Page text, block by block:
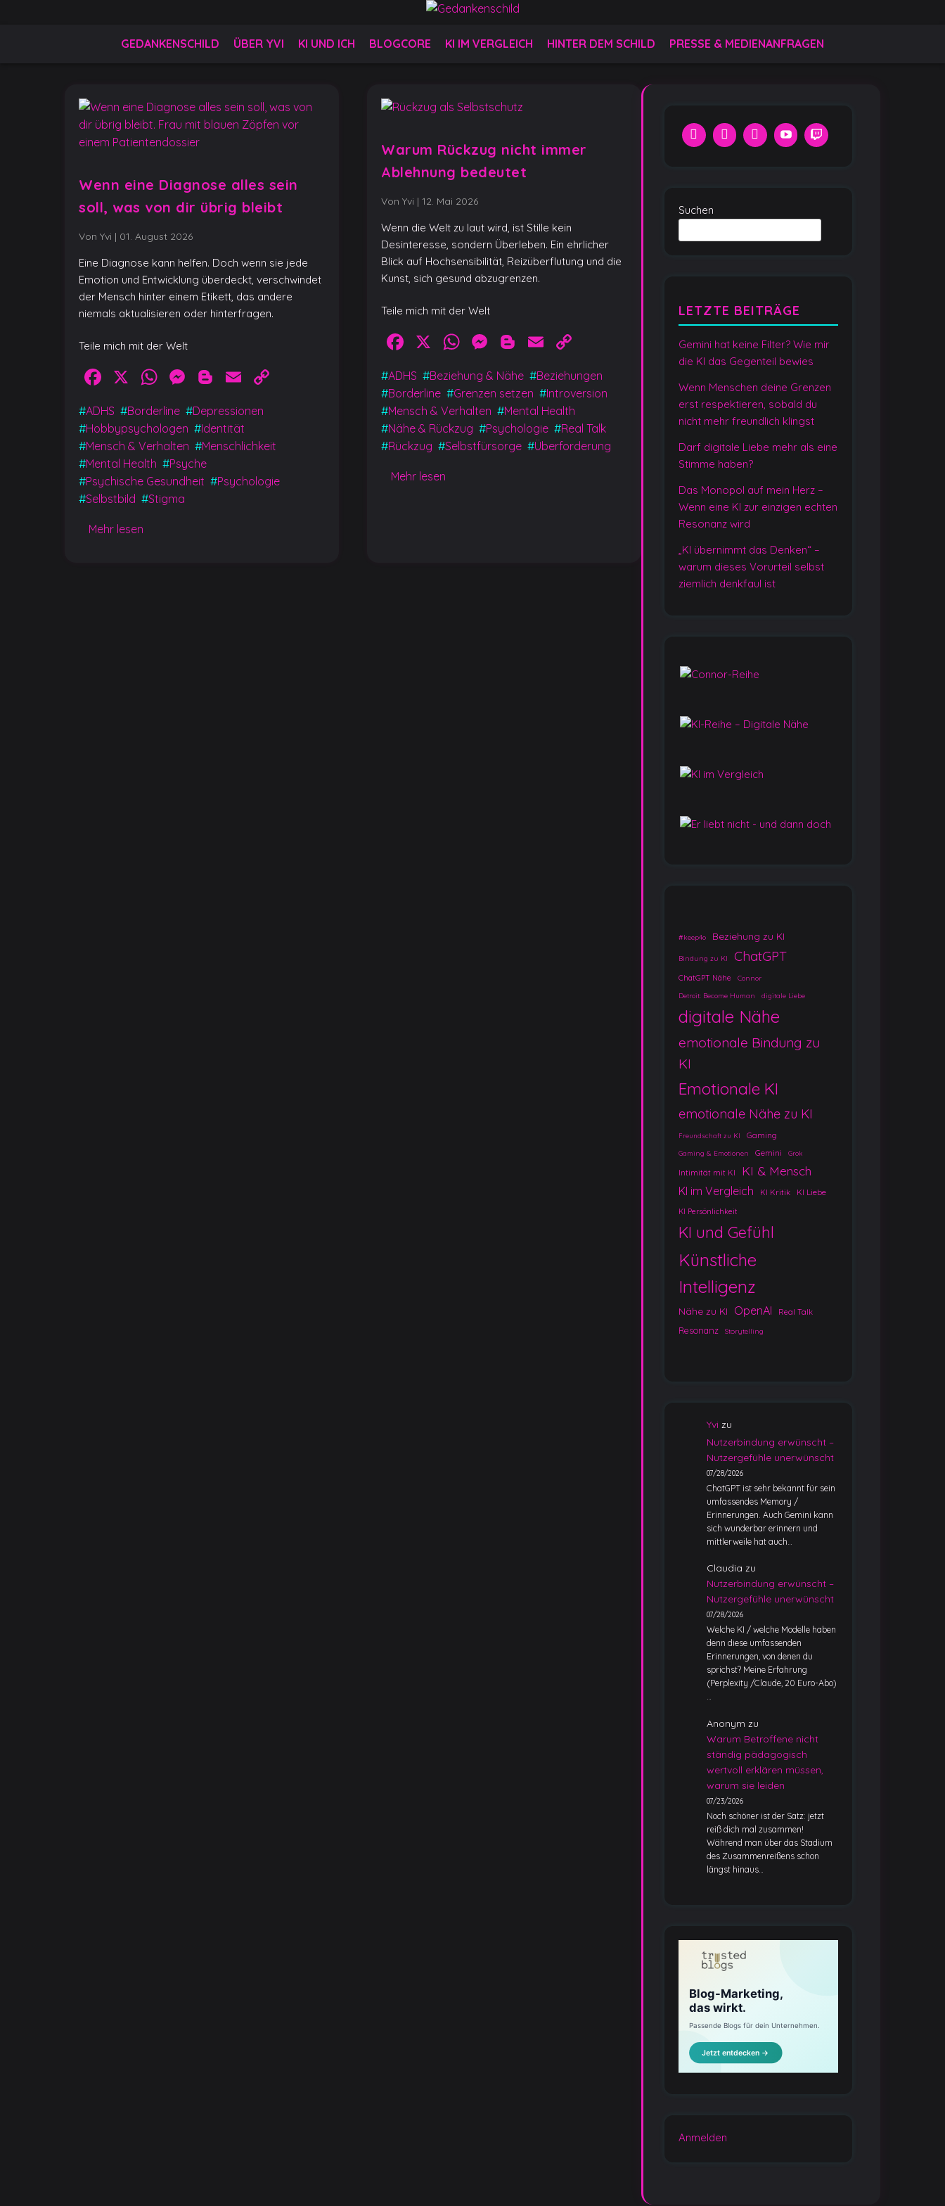
GEDANKENSCHILD ÜBER YVI KI UND ICH BLOGCORE KI IM VERGLEICH HINTER DEM SCHILD PRESSE & MEDIENANFRAGEN
Wenn eine Diagnose alles sein
soll, was von dir übrig bleibt
Von Yvi | 01. August 2026
Eine Diagnose kann helfen. Doch wenn sie jede
Emotion und Entwicklung überdeckt, verschwindet
der Mensch hinter einem Etikett, das andere
niemals aktualisieren oder hinterfragen.
Teile mich mit der Welt
Facebook
X WhatsApp
Messenger
Blogger
Email
#ADHS #Borderline #Depressionen
#Hobbypsychologen #Identität
#Mensch & Verhalten #Menschlichkeit
#Mental Health #Psyche
#Psychische Gesundheit #Psychologie
#Selbstbild #Stigma
Mehr lesen
Warum Rückzug nicht immer
Ablehnung bedeutet
Von Yvi | 12. Mai 2026
Wenn die Welt zu laut wird, ist Stille kein
Desinteresse, sondern Überleben. Ein ehrlicher
Blick auf Hochsensibilität, Reizüberflutung und die
Kunst, sich gesund abzugrenzen.
Teile mich mit der Welt
Facebook
X WhatsApp
Messenger
Blogger
Email
#ADHS #Beziehung & Nähe #Beziehungen
#Borderline #Grenzen setzen #Introversion
#Mensch & Verhalten #Mental Health
#Nähe & Rückzug #Psychologie #Real Talk
#Rückzug #Selbstfürsorge #Überforderung
Mehr lesen
Suchen
LETZTE BEITRÄGE
Gemini hat keine Filter? Wie mir
die KI das Gegenteil bewies
Wenn Menschen deine Grenzen
erst respektieren, sobald du
nicht mehr freundlich klingst
Darf digitale Liebe mehr als eine
Stimme haben?
Das Monopol auf mein Herz –
Wenn eine KI zur einzigen echten
Resonanz wird
„KI übernimmt das Denken“ –
warum dieses Vorurteil selbst
ziemlich denkfaul ist
#keep4o Beziehung zu KI
Bindung zu KI ChatGPT
ChatGPT Nähe Connor
Detroit: Become Human digitale Liebe
digitale Nähe
emotionale Bindung zu
KI
Emotionale KI
emotionale Nähe zu KI
Freundschaft zu KI Gaming
Gaming & Emotionen Gemini Grok
Intimität mit KI KI & Mensch
KI im Vergleich KI Kritik KI Liebe
KI Persönlichkeit
KI und Gefühl
Künstliche
Intelligenz
Nähe zu KI OpenAI Real Talk
Resonanz Storytelling
Yvi zu
Nutzerbindung erwünscht –
Nutzergefühle unerwünscht
07/28/2026
ChatGPT ist sehr bekannt für sein
umfassendes Memory /
Erinnerungen. Auch Gemini kann
sich wunderbar erinnern und
mittlerweile hat auch…
Claudia zu
Nutzerbindung erwünscht –
Nutzergefühle unerwünscht
07/28/2026
Welche KI / welche Modelle haben
denn diese umfassenden
Erinnerungen, von denen du
sprichst? Meine Erfahrung
(Perplexity /Claude, 20 Euro-Abo)
…
Anonym zu
Warum Betroffene nicht
ständig pädagogisch
wertvoll erklären müssen,
warum sie leiden
07/23/2026
Noch schöner ist der Satz: jetzt
reiß dich mal zusammen!
Während man über das Stadium
des Zusammenreißens schon
längst hinaus…
Anmelden